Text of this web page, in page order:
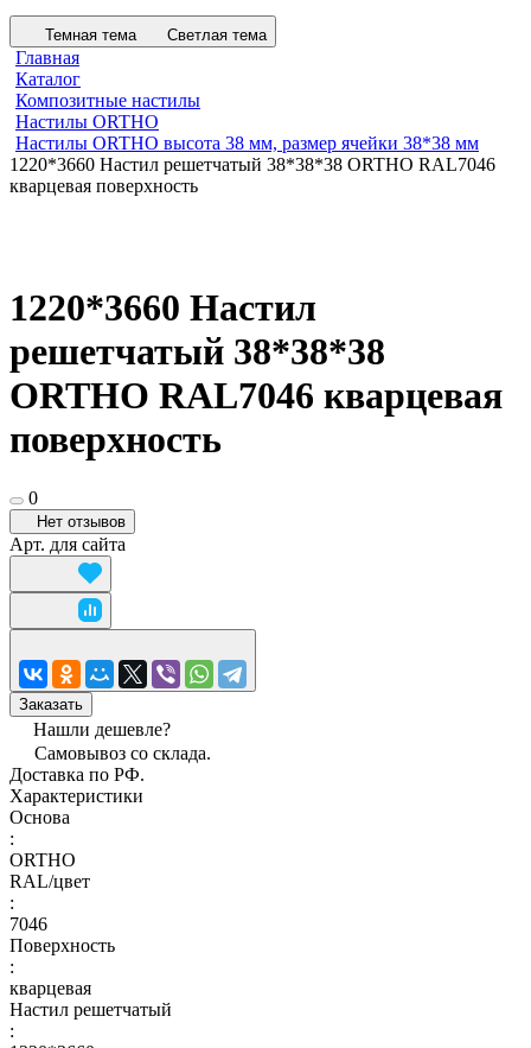
Темная тема Светлая тема
Главная
Каталог
Композитные настилы
Настилы ORTHO
Настилы ORTHO высота 38 мм, размер ячейки 38*38 мм
1220*3660 Настил решетчатый 38*38*38 ORTHO RAL7046
кварцевая поверхность
1220*3660 Настил
решетчатый 38*38*38
ORTHO RAL7046 кварцевая
поверхность
0
Нет отзывов
Арт. для сайта
Заказать
Нашли дешевле?
Самовывоз со склада.
Доставка по РФ.
Характеристики
Основа
:
ORTHO
RAL/цвет
:
7046
Поверхность
:
кварцевая
Настил решетчатый
: